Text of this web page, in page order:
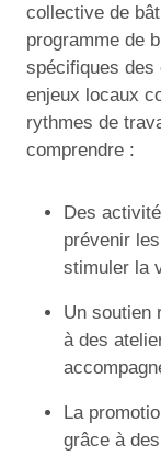
collective de
programme de
spécifiques des
enjeux locaux
rythmes de
comprendre :
Des
prévenir
stimuler la
Un soutien
à des
La
grâce à